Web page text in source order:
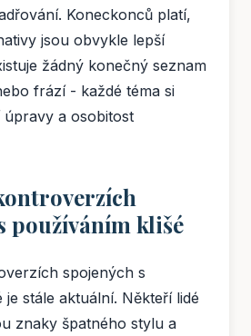
Koneckonců platí,
jsou obvykle lepší
žádný konečný seznam
frází - každé téma si
úpravy a osobitost
používáním klišé
spojených s
je stále aktuální. Někteří lidé
znaky špatného stylu a